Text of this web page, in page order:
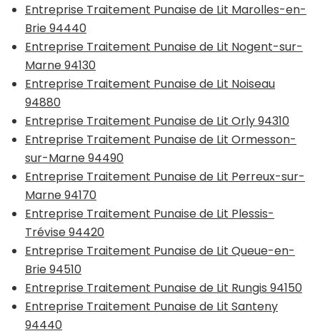
Entreprise Traitement Punaise de Lit Marolles-en-
Brie 94440
Entreprise Traitement Punaise de Lit Nogent-sur-
Marne 94130
Entreprise Traitement Punaise de Lit Noiseau
94880
Entreprise Traitement Punaise de Lit Orly 94310
Entreprise Traitement Punaise de Lit Ormesson-
sur-Marne 94490
Entreprise Traitement Punaise de Lit Perreux-sur-
Marne 94170
Entreprise Traitement Punaise de Lit Plessis-
Trévise 94420
Entreprise Traitement Punaise de Lit Queue-en-
Brie 94510
Entreprise Traitement Punaise de Lit Rungis 94150
Entreprise Traitement Punaise de Lit Santeny
94440